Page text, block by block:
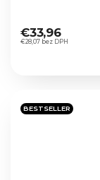
hodnotenie
produktu
hviezdičiek.
€28,07 bez DPH
€33,96
BESTSELLER